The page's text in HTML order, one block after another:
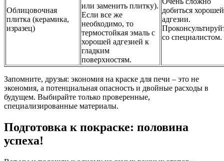
Облицовочная
плитка (керамика,
изразец)
или заменить плитку).
Если все же
необходимо, то
термостойкая эмаль с
хорошей адгезией к
гладким
поверхностям.
добиться хорошей
адгезии.
со специалистом.
Запомните, друзья: экономия на краске для печи – это не
экономия, а потенциальная опасность и двойные расходы в
будущем. Выбирайте только проверенные,
специализированные материалы.
Подготовка к покраске: половина
успеха!